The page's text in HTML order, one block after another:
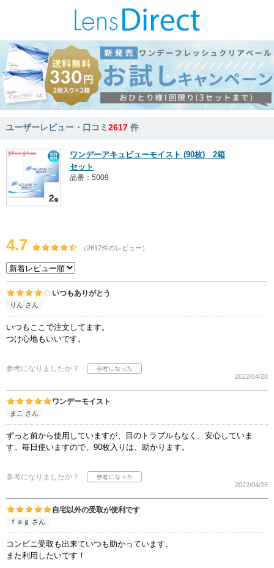
ユーザーレビュー・口コミ2617 件
ワンデーアキュビューモイスト (90枚) 2箱
セット
品番：5009
4.7 （2617件のレビュー）
いつもありがとう
りん さん
いつもここで注文してます。
つけ心地もいいです。
参考になりましたか？
2022/04/28
ワンデーモイスト
まこ さん
ずっと前から使用していますが、目のトラブルもなく、安心していま
す。毎日使いますので、90枚入りは、助かります。
参考になりましたか？
2022/04/25
自宅以外の受取が便利です
ｆａｇ さん
コンビニ受取も出来ていつも助かっています。
また利用したいです！